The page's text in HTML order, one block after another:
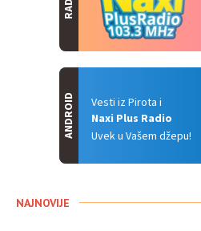
Vesti iz Pirota i
Naxi Plus Radio
Uvek u Vašem džepu!
ANDROID
NAJNOVIJE